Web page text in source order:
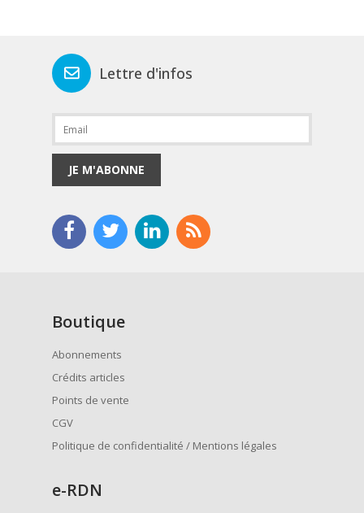
Lettre d'infos
JE M'ABONNE
Boutique
Abonnements
Crédits articles
Points de vente
CGV
Politique de confidentialité / Mentions légales
e-RDN